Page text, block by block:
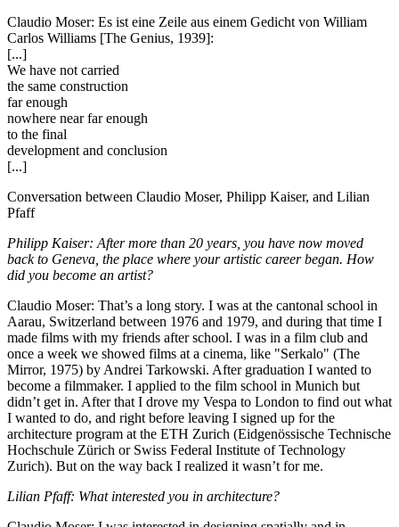
Claudio Moser: Es ist eine Zeile aus einem Gedicht von William
Carlos Williams [The Genius, 1939]:
[...]
We have not carried
the same construction
far enough
nowhere near far enough
to the final
development and conclusion
[...]
Conversation between Claudio Moser, Philipp Kaiser, and Lilian
Pfaff
Philipp Kaiser: After more than 20 years, you have now moved
back to Geneva, the place where your artistic career began. How
did you become an artist?
Claudio Moser: That’s a long story. I was at the cantonal school in
Aarau, Switzerland between 1976 and 1979, and during that time I
made films with my friends after school. I was in a film club and
once a week we showed films at a cinema, like "Serkalo" (The
Mirror, 1975) by Andrei Tarkowski. After graduation I wanted to
become a filmmaker. I applied to the film school in Munich but
didn’t get in. After that I drove my Vespa to London to find out what
I wanted to do, and right before leaving I signed up for the
architecture program at the ETH Zurich (Eidgenössische Technische
Hochschule Zürich or Swiss Federal Institute of Technology
Zurich). But on the way back I realized it wasn’t for me.
Lilian Pfaff: What interested you in architecture?